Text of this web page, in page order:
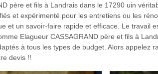
père et fils à Landrais dans le 17290 uin
et expérimenté pour les entretiens ou les
et un savoir-faire rapide et efficace. Le travail
Elagueur CASSAGRAND père et fils à
à tous les types de budget. Alors appelez
devis !!